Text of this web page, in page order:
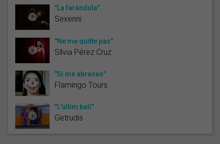
"La faràndula"
Sexenni
"Ne me quitte pas"
Sílvia Pérez Cruz
"Si me abrasas"
Flamingo Tours
"L'últim ball"
Getrudis